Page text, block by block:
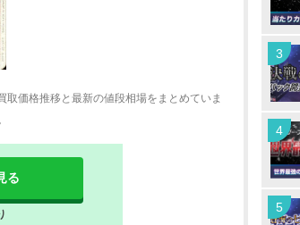
価格推移と最新の値段相場をまとめていま
る